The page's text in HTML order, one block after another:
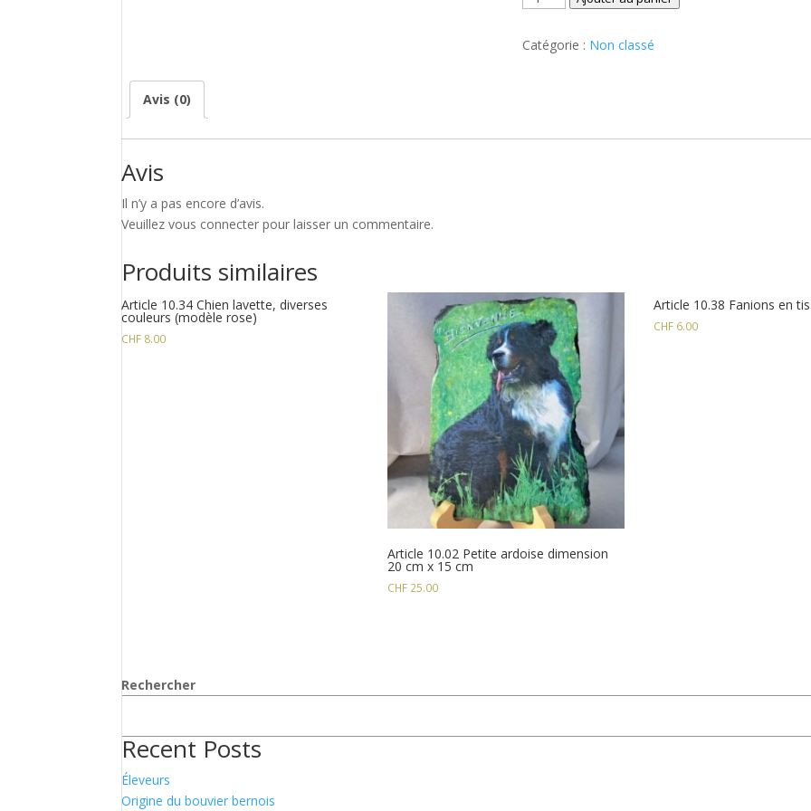
Article
10.13
15
Catégorie : Non classé
Avis (0)
Avis
Il n’y a pas encore d’avis.
Veuillez vous connecter pour laisser un commentaire.
Produits similaires
Article 10.34 Chien lavette, diverses
couleurs (modèle rose)
CHF 8.00
Article 10.02 Petite ardoise dimension
20 cm x 15 cm
CHF 25.00
Article 10.38 Fanions en
CHF 6.00
Rechercher
Recent Posts
Éleveurs
Origine du bouvier bernois